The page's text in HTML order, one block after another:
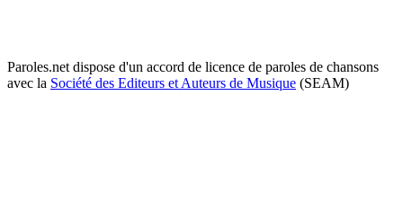
Paroles.net dispose d'un accord de licence de paroles de chansons
avec la Société des Editeurs et Auteurs de Musique (SEAM)